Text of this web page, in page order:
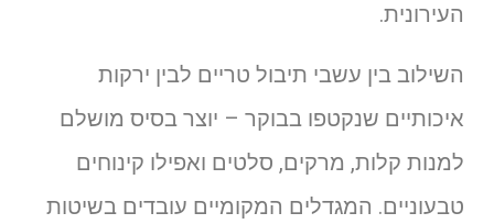
העירונית.
השילוב בין עשבי תיבול טריים לבין ירקות
איכותיים שנקטפו בבוקר – יוצר בסיס מושלם
למנות קלות, מרקים, סלטים ואפילו קינוחים
טבעוניים. המגדלים המקומיים עובדים בשיטות